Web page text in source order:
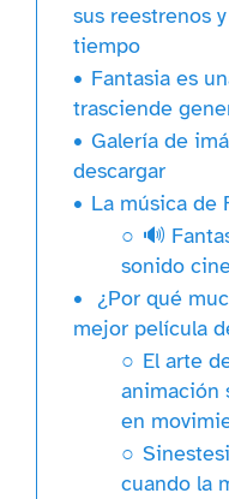
sus reestrenos
tiempo
Fantasia es
trasciende
Galería de
descargar
La música de
🔊
sonido
¿Por qué
mejor película
El arte
animación
en
cuando la